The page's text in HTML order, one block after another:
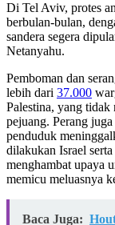
Di Tel Aviv, protes
berbulan-bulan,
sandera segera
Netanyahu.
Pemboman dan
lebih dari 37.000
Palestina, yang
pejuang. Perang
penduduk
dilakukan Israel
menghambat upaya
memicu meluasnya
Baca Juga: